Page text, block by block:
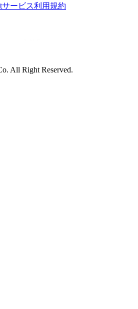
サービス利用規約
All Right Reserved.